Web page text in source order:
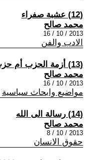
(12) عشبة صفراء
محمد صالح
2013 / 10 / 16
الادب والفن
(13) أزمة الحزب أم حزب الأزمة
محمد صالح
2013 / 10 / 16
مواضيع وابحاث سياسية
(14) رسالة الى الله
محمد صالح
2013 / 10 / 8
حقوق الانسان